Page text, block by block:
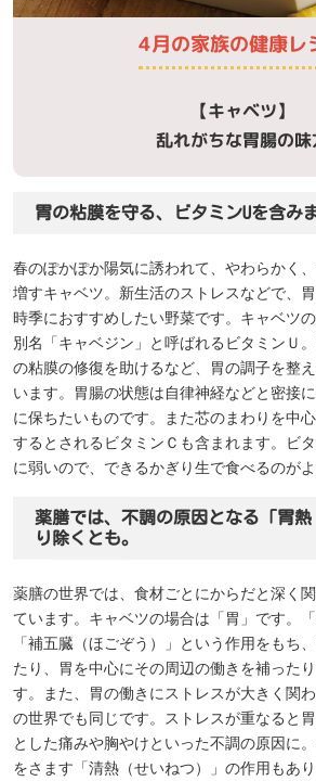
4月の家族の健康レ
【キャベツ】
乱れがちな胃腸の味
胃の粘膜を守る、ビタミンUを含み
春のぽかぽか陽気に誘われて、やわらかく
増すキャベツ。新生活のストレスなどで、
時季におすすめしたい野菜です。キャベツ
別名「キャベジン」と呼ばれるビタミンＵ
の粘膜の修復を助けるなど、胃の調子を整
います。胃腸の状態は自律神経などと密接
に保ちたいものです。また芯のまわりを中
するとされるビタミンＣも含まれます。ビ
に弱いので、できるかぎり生で食べるのがよ
薬膳では、不調の原因となる「胃
り除くとも。
薬膳の世界では、食材ごとにからだと深く
ています。キャベツの場合は「胃」です。
「補五臓（ほごぞう）」という作用をもち
たり、胃を中心にその周辺の働きを補った
す。また、胃の働きにストレスが大きく関
の世界でも同じです。ストレスが重なると
とした痛みや胸やけといった不調の原因に
をさます「清熱（せいねつ）」の作用もあ